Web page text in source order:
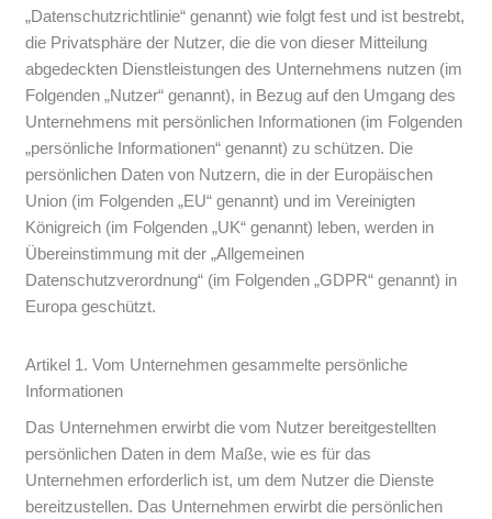
„Datenschutzrichtlinie“ genannt) wie folgt fest und ist bestrebt,
die Privatsphäre der Nutzer, die die von dieser Mitteilung
abgedeckten Dienstleistungen des Unternehmens nutzen (im
Folgenden „Nutzer“ genannt), in Bezug auf den Umgang des
Unternehmens mit persönlichen Informationen (im Folgenden
„persönliche Informationen“ genannt) zu schützen. Die
persönlichen Daten von Nutzern, die in der Europäischen
Union (im Folgenden „EU“ genannt) und im Vereinigten
Königreich (im Folgenden „UK“ genannt) leben, werden in
Übereinstimmung mit der „Allgemeinen
Datenschutzverordnung“ (im Folgenden „GDPR“ genannt) in
Europa geschützt.
Artikel 1. Vom Unternehmen gesammelte persönliche
Informationen
Das Unternehmen erwirbt die vom Nutzer bereitgestellten
persönlichen Daten in dem Maße, wie es für das
Unternehmen erforderlich ist, um dem Nutzer die Dienste
bereitzustellen. Das Unternehmen erwirbt die persönlichen